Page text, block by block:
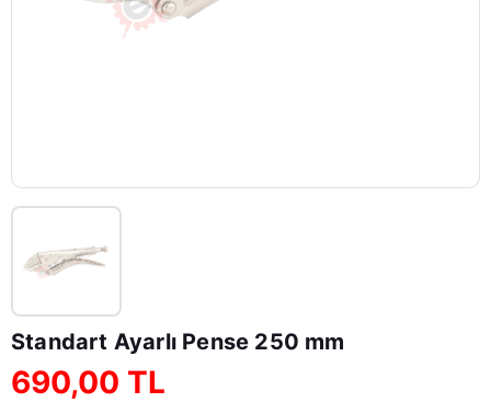
Standart Ayarlı Pense 250 mm
690,00 TL